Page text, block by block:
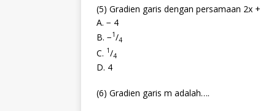
(5) Gradien garis dengan persamaan 2x
A. − 4
B. −1/4
C. 1/4
D. 4
(6) Gradien garis m adalah….